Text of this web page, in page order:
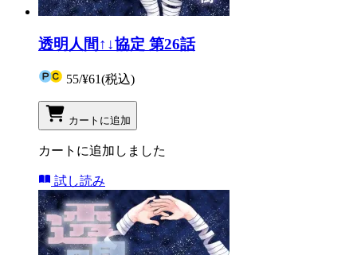
透明人間↑↓協定 第26話
55/¥61(税込)
カートに追加
カートに追加しました
試し読み